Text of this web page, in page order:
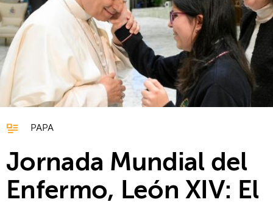
PAPA
Jornada Mundial del
Enfermo, León XIV: El